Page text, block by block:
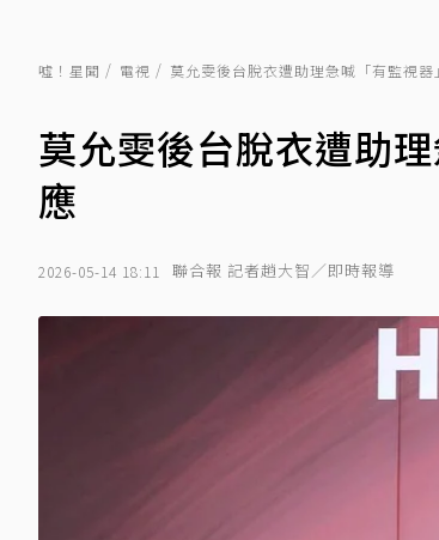
噓！星聞 電視 莫允雯後台脫衣遭助理急喊「有監視
莫允雯後台脫衣遭助
應
2026-05-14 18:11 聯合報 記者趙大智／即時報導